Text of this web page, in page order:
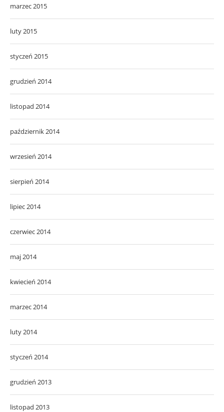
marzec 2015
luty 2015
styczeń 2015
grudzień 2014
listopad 2014
październik 2014
wrzesień 2014
sierpień 2014
lipiec 2014
czerwiec 2014
maj 2014
kwiecień 2014
marzec 2014
luty 2014
styczeń 2014
grudzień 2013
listopad 2013